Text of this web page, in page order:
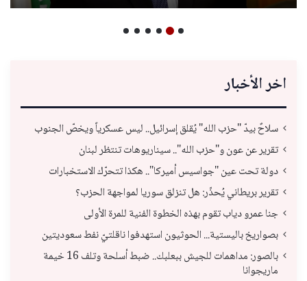
اخر الأخبار
سلاحٌ بيدّ "حزب الله" يُقلق إسرائيل.. ليس عسكرياً ويخصّ الجنوب
تقرير عن عون و"حزب الله".. سيناريوهات تنتظر لبنان
دولة تحت عين "جواسيس أميركا".. هكذا تتحرّك الاستخبارات
تقرير بريطاني يُحذّر: هل تنزلق سوريا لمواجهة الحزب؟
جنا عمرو دياب تقوم بهذه الخطوة الفنية للمرة الأولى
بصواريخ باليستية... الحوثيون استهدفوا ناقلتيّ نفط سعوديتين
بالصور: مداهمات للجيش ببعلبك.. ضبط أسلحة وتلف 16 خيمة
ماريجوانا